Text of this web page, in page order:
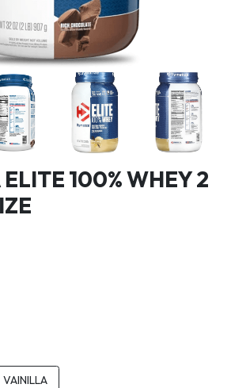
100% WHEY 2
VAINILLA